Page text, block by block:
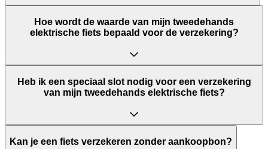
Hoe wordt de waarde van mijn tweedehands
elektrische fiets bepaald voor de verzekering?
Heb ik een speciaal slot nodig voor een verzekering
van mijn tweedehands elektrische fiets?
Kan je een fiets verzekeren zonder aankoopbon?